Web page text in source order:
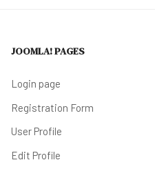
JOOMLA! PAGES
Login page
Registration Form
User Profile
Edit Profile